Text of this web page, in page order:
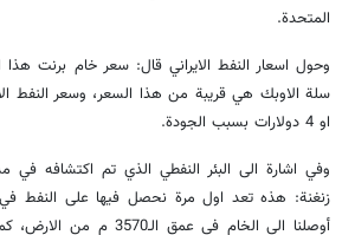
المتحدة.
او 4 دولارات بسبب الجودة.
وفي اشارة الى البئر النفطي الذي تم اكتشافه في
زنغنة: هذه تعد اول مرة نحصل فيها على النفط في